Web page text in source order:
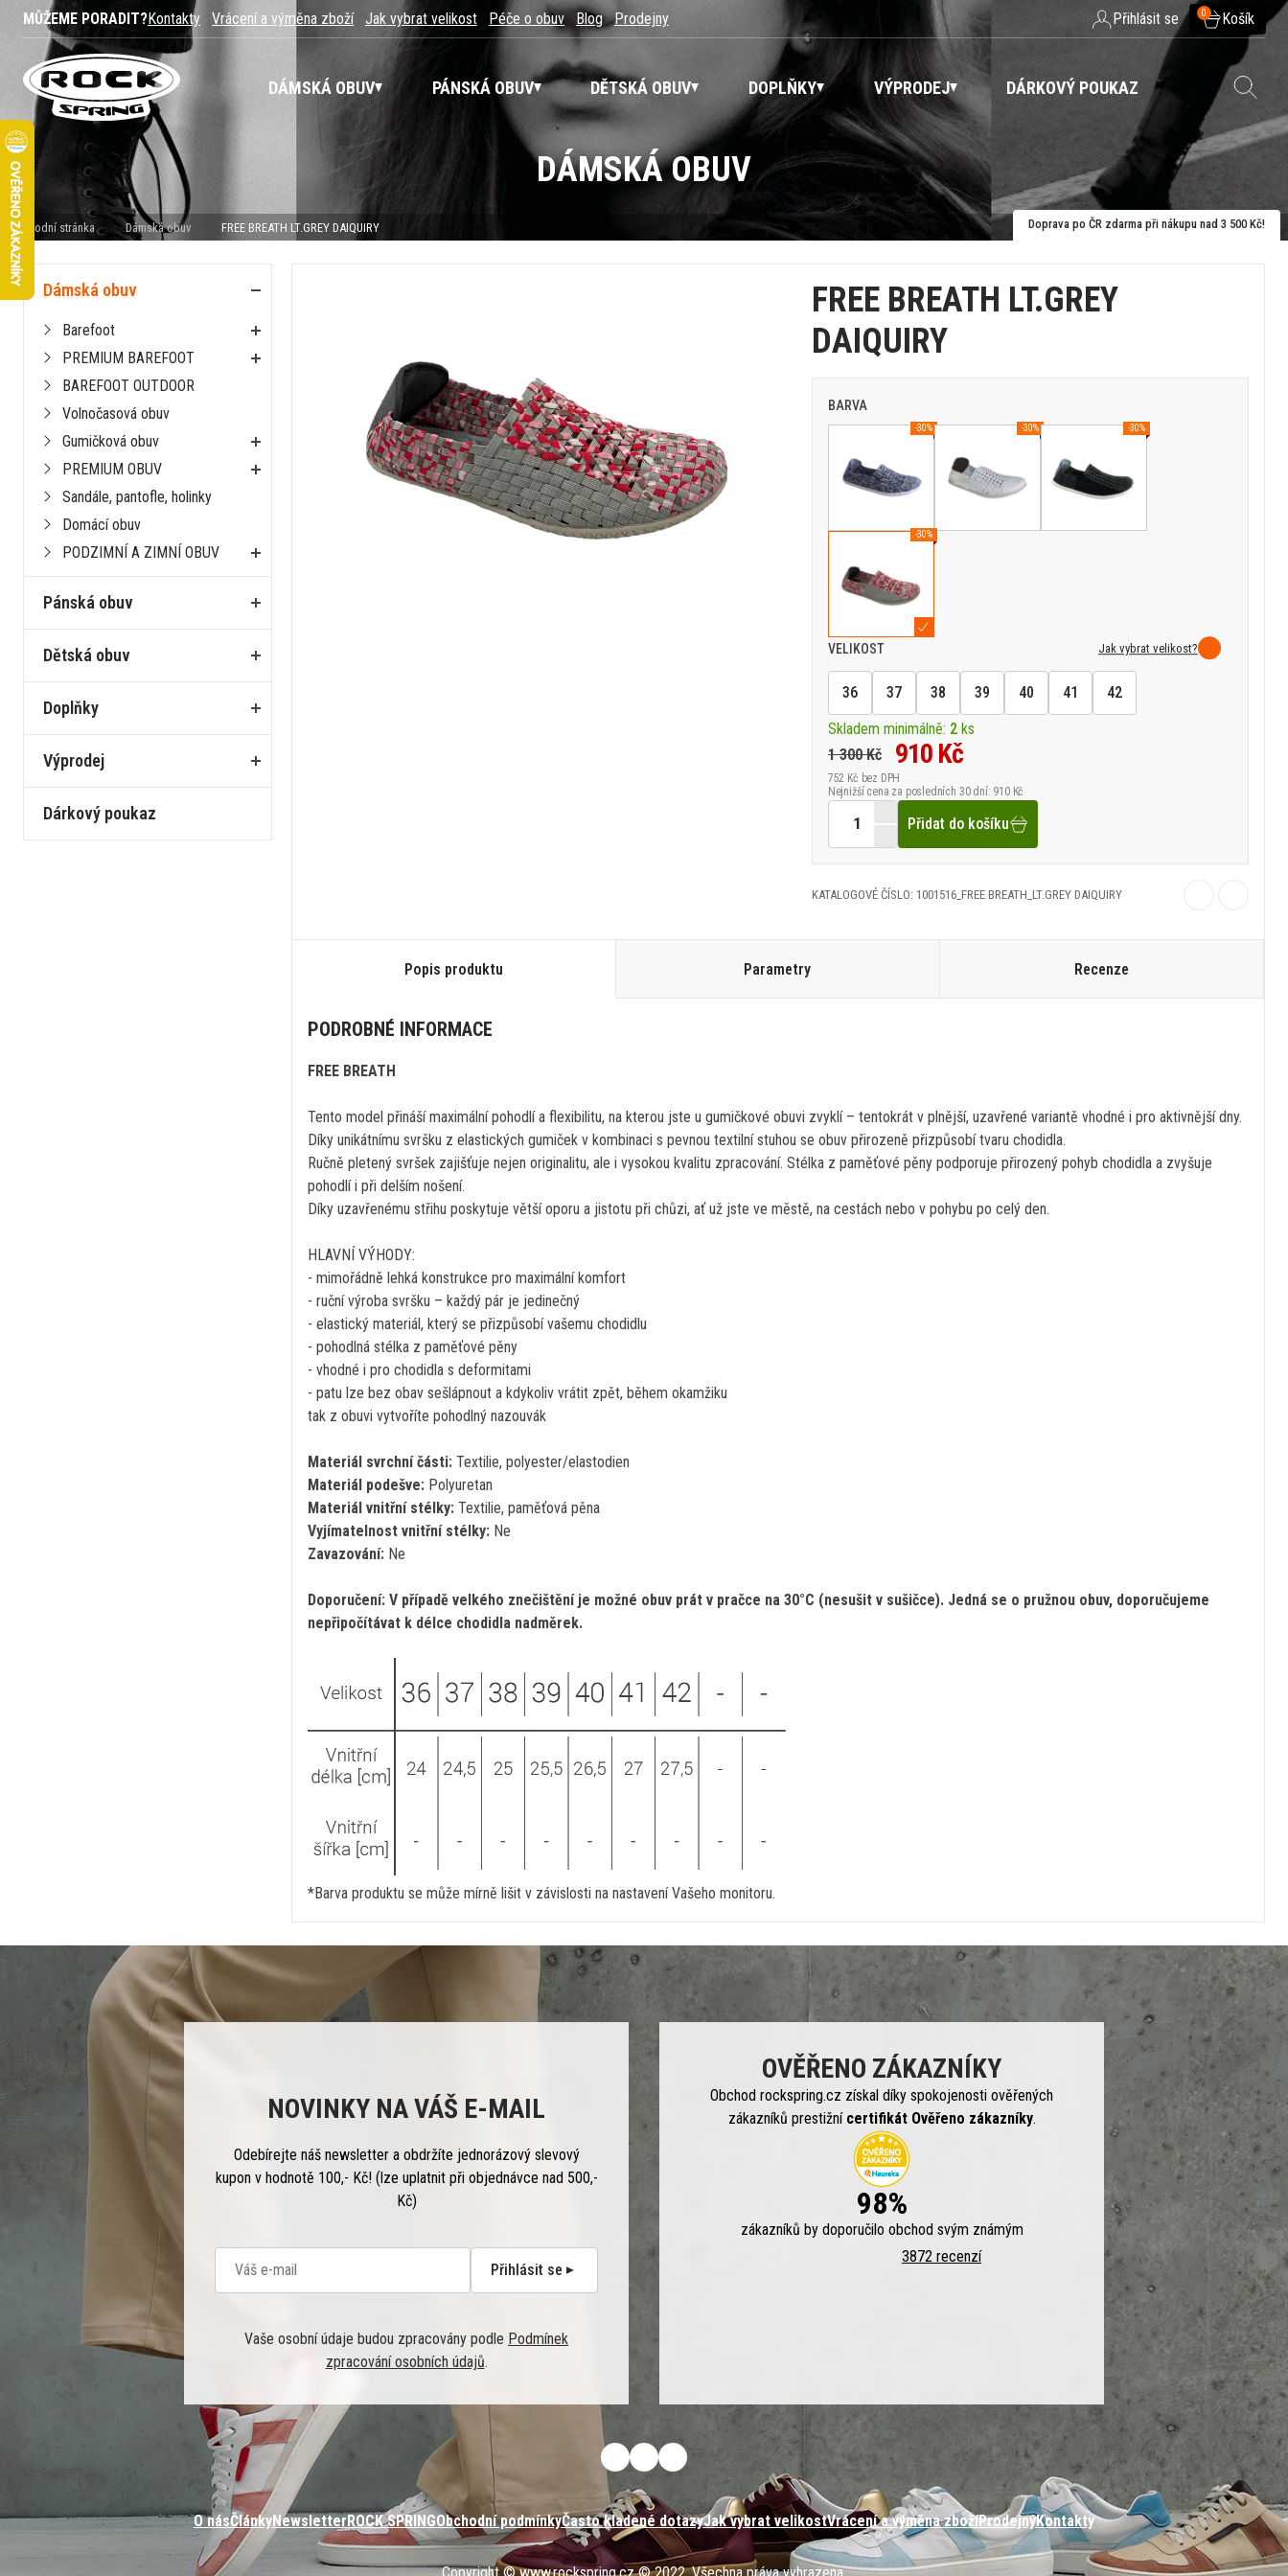
MŮŽEME PORADIT?Kontakty Vrácení a výměna zboží Jak vybrat velikost Péče o obuv Blog Prodejny Přihlásit se 0 Košík
DÁMSKÁ OBUV PÁNSKÁ OBUV DĚTSKÁ OBUV DOPLŇKY VÝPRODEJ DÁRKOVÝ POUKAZ
DÁMSKÁ OBUV
Úvodní stránka Dámská obuv FREE BREATH LT.GREY DAIQUIRY Doprava po ČR zdarma při nákupu nad 3 500 Kč!
FREE BREATH LT.GREY
DAIQUIRY
BARVA
-30% -30% -30%
-30%
VELIKOST Jak vybrat velikost?
36 37 38 39 40 41
42
Skladem minimálně: 2ks
1 300 Kč
910 Kč
752 Kč bez DPH
Nejnižší cena za posledních 30 dní: 910 Kč
Přidat do košíku
KATALOGOVÉ ČÍSLO: 1001516_FREE BREATH_LT.GREY DAIQUIRY
Popis produktu Parametry Recenze
PODROBNÉ INFORMACE
FREE BREATH
Tento model přináší maximální pohodlí a flexibilitu, na kterou jste u gumičkové obuvi zvyklí – tentokrát v plnější, uzavřené variantě vhodné i pro aktivnější dny.
Díky unikátnímu svršku z elastických gumiček v kombinaci s pevnou textilní stuhou se obuv přirozeně přizpůsobí tvaru chodidla.
Ručně pletený svršek zajišťuje nejen originalitu, ale i vysokou kvalitu zpracování. Stélka z paměťové pěny podporuje přirozený pohyb chodidla a zvyšuje
pohodlí i při delším nošení.
Díky uzavřenému střihu poskytuje větší oporu a jistotu při chůzi, ať už jste ve městě, na cestách nebo v pohybu po celý den.
HLAVNÍ VÝHODY:
- mimořádně lehká konstrukce pro maximální komfort
- ruční výroba svršku – každý pár je jedinečný
- elastický materiál, který se přizpůsobí vašemu chodidlu
- pohodlná stélka z paměťové pěny
- vhodné i pro chodidla s deformitami
- patu lze bez obav sešlápnout a kdykoliv vrátit zpět, během okamžiku
tak z obuvi vytvoříte pohodlný nazouvák
Materiál svrchní části: Textilie, polyester/elastodien
Materiál podešve: Polyuretan
Materiál vnitřní stélky: Textilie, paměťová pěna
Vyjímatelnost vnitřní stélky: Ne
Zavazování: Ne
Doporučení: V případě velkého znečištění je možné obuv prát v pračce na 30°C (nesušit v sušičce). Jedná se o pružnou obuv, doporučujeme
nepřipočítávat k délce chodidla nadměrek.
*Barva produktu se může mírně lišit v závislosti na nastavení Vašeho monitoru.
Dámská obuv
Barefoot
PREMIUM BAREFOOT
BAREFOOT OUTDOOR
Volnočasová obuv
Gumičková obuv
PREMIUM OBUV
Sandále, pantofle, holinky
Domácí obuv
PODZIMNÍ A ZIMNÍ OBUV
Pánská obuv
Dětská obuv
Doplňky
Výprodej
Dárkový poukaz
NOVINKY NA VÁŠ E-MAIL
Odebírejte náš newsletter a obdržíte jednorázový slevový
kupon v hodnotě 100,- Kč! (lze uplatnit při objednávce nad 500,-
Kč)
Přihlásit se
Vaše osobní údaje budou zpracovány podle Podmínek
zpracování osobních údajů.
OVĚŘENO ZÁKAZNÍKY
Obchod rockspring.cz získal díky spokojenosti ověřených
zákazníků prestižní certifikát Ověřeno zákazníky.
98%
zákazníků by doporučilo obchod svým známým
3872 recenzí
O násČlánkyNewsletterROCK SPRINGObchodní podmínkyČasto kladené dotazyJak vybrat velikostVrácení a výměna zbožíProdejnyKontakty